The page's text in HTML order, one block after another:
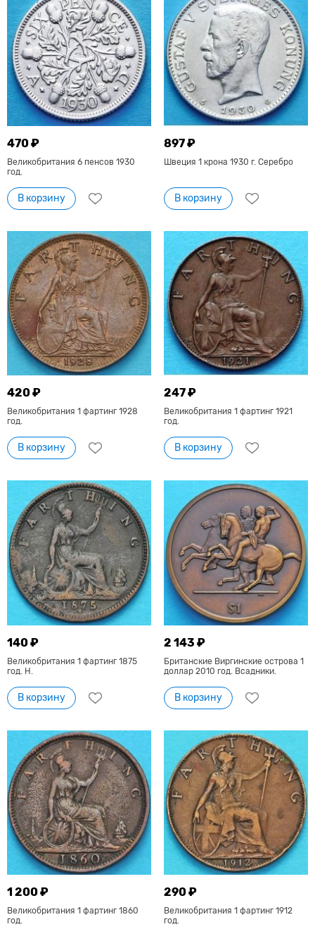
470 ₽
Великобритания 6 пенсов 1930
год.
В корзину
897 ₽
Швеция 1 крона 1930 г. Серебро
В корзину
420 ₽
Великобритания 1 фартинг 1928
год.
В корзину
247 ₽
Великобритания 1 фартинг 1921
год.
В корзину
140 ₽
Великобритания 1 фартинг 1875
год. Н.
В корзину
2 143 ₽
Британские Виргинские острова 1
доллар 2010 год. Всадники.
В корзину
1 200 ₽
Великобритания 1 фартинг 1860
год.
290 ₽
Великобритания 1 фартинг 1912
год.